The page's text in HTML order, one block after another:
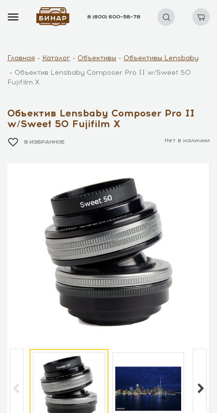
8 (800) 600–58–78
Главная Каталог Объективы
Объективы Lensbaby
Объектив Lensbaby Composer Pro II w/Sweet 50
Fujifilm X
Объектив Lensbaby Composer Pro II
w/Sweet 50 Fujifilm X
В ИЗБРАННОЕ Нет в наличии